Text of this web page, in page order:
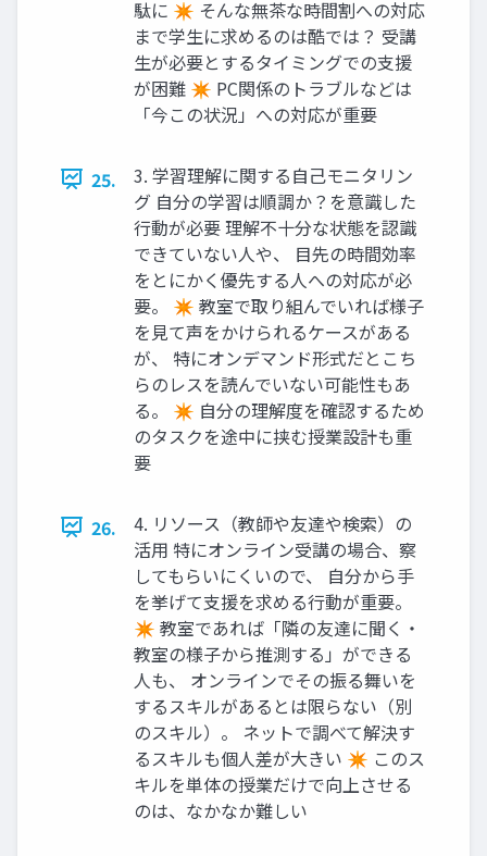
駄に ✴ そんな無茶な時間割への対応
まで学生に求めるのは酷では？ 受講
生が必要とするタイミングでの支援
が困難 ✴ PC関係のトラブルなどは
「今この状況」への対応が重要
25.
3. 学習理解に関する自己モニタリン
グ 自分の学習は順調か？を意識した
行動が必要 理解不十分な状態を認識
できていない人や、 目先の時間効率
をとにかく優先する人への対応が必
要。 ✴ 教室で取り組んでいれば様子
を見て声をかけられるケースがある
が、 特にオンデマンド形式だとこち
らのレスを読んでいない可能性もあ
る。 ✴ 自分の理解度を確認するため
のタスクを途中に挟む授業設計も重
要
26.
4. リソース（教師や友達や検索）の
活用 特にオンライン受講の場合、察
してもらいにくいので、 自分から手
を挙げて支援を求める行動が重要。
✴ 教室であれば「隣の友達に聞く・
教室の様子から推測する」ができる
人も、 オンラインでその振る舞いを
するスキルがあるとは限らない（別
のスキル）。 ネットで調べて解決す
るスキルも個人差が大きい ✴ このス
キルを単体の授業だけで向上させる
のは、なかなか難しい